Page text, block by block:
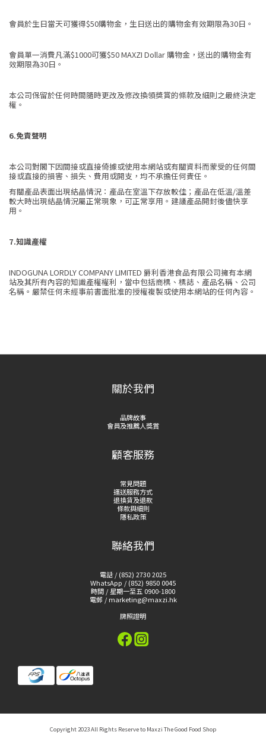
會員於生日當天可獲得$50購物金，生日送出的購物金有效期限為30日。
會員單一消費凡滿$1000可獲$50 MAXZI Dollar 購物金，送出的購物金有
效期限為30日。
本公司保留於任何時間隨時更改及修改換領獎賞的條款及細則之最終決定
權。
6.免責聲明
本公司對閣下因間接或直接倚據或使用本網站或有關資料而蒙受的任何間
接或直接的損害、損失、費用或開支，均不承擔任何責任。
有關產品表面出現結晶情況：產品在室溫下存放較佳；產品在低溫/溫差
較大時出現結晶情況屬正常現象，可正常享用。建議產品開封後儘快享
用。
7.知識產權
INDOGUNA LORDLY COMPANY LIMITED 爵利香港食品有限公司擁有本網
站及其所有內容的知識產權權利，當中包括商標、標誌、產品名稱、公司
名稱。嚴禁任何未經事前書面批准的授權複製或使用本網站的任何內容。
關於我們
品牌故事
會員及推薦人獎賞
顧客服務
常見問題
運送服務方式
退換貨及退款
條款與細則
隱私政策
聯絡我們
電話 / (852) 2730 2025
WhatsApp / (852) 9850 0045
時間 / 星期一至五 0900-1800
電郵 / marketing@maxzi.hk
牌照證明
Copyright 2023 All Rights Reserve to Maxzi The Good Food Shop